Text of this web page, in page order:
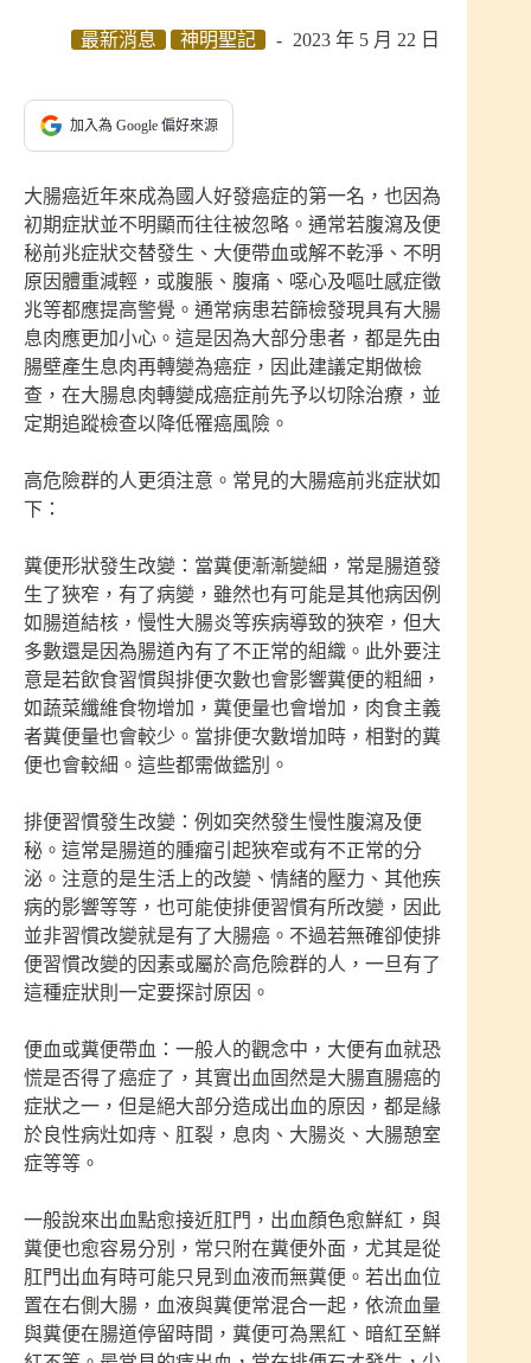
最新消息 神明聖記 2023 年 5 月 22 日
加入為 Google 偏好來源
大腸癌近年來成為國人好發癌症的第一名，也因為
初期症狀並不明顯而往往被忽略。通常若腹瀉及便
秘前兆症狀交替發生、大便帶血或解不乾淨、不明
原因體重減輕，或腹脹、腹痛、噁心及嘔吐感症徵
兆等都應提高警覺。通常病患若篩檢發現具有大腸
息肉應更加小心。這是因為大部分患者，都是先由
腸壁產生息肉再轉變為癌症，因此建議定期做檢
查，在大腸息肉轉變成癌症前先予以切除治療，並
定期追蹤檢查以降低罹癌風險。
高危險群的人更須注意。常見的大腸癌前兆症狀如
下：
糞便形狀發生改變：當糞便漸漸變細，常是腸道發
生了狹窄，有了病變，雖然也有可能是其他病因例
如腸道結核，慢性大腸炎等疾病導致的狹窄，但大
多數還是因為腸道內有了不正常的組織。此外要注
意是若飲食習慣與排便次數也會影響糞便的粗細，
如蔬菜纖維食物增加，糞便量也會增加，肉食主義
者糞便量也會較少。當排便次數增加時，相對的糞
便也會較細。這些都需做鑑別。
排便習慣發生改變：例如突然發生慢性腹瀉及便
秘。這常是腸道的腫瘤引起狹窄或有不正常的分
泌。注意的是生活上的改變、情緒的壓力、其他疾
病的影響等等，也可能使排便習慣有所改變，因此
並非習慣改變就是有了大腸癌。不過若無確卻使排
便習慣改變的因素或屬於高危險群的人，一旦有了
這種症狀則一定要探討原因。
便血或糞便帶血：一般人的觀念中，大便有血就恐
慌是否得了癌症了，其實出血固然是大腸直腸癌的
症狀之一，但是絕大部分造成出血的原因，都是緣
於良性病灶如痔、肛裂，息肉、大腸炎、大腸憩室
症等等。
一般說來出血點愈接近肛門，出血顏色愈鮮紅，與
糞便也愈容易分別，常只附在糞便外面，尤其是從
肛門出血有時可能只見到血液而無糞便。若出血位
置在右側大腸，血液與糞便常混合一起，依流血量
與糞便在腸道停留時間，糞便可為黑紅、暗紅至鮮